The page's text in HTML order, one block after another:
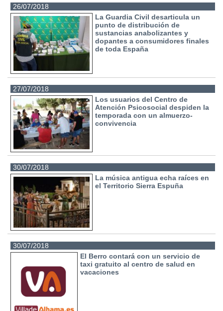
26/07/2018
La Guardia Civil desarticula un
punto de distribución de
sustancias anabolizantes y
dopantes a consumidores finales
de toda España
27/07/2018
Los usuarios del Centro de
Atención Psicosocial despiden la
temporada con un almuerzo-
convivencia
30/07/2018
La música antigua echa raíces en
el Territorio Sierra Espuña
30/07/2018
El Berro contará con un servicio de
taxi gratuito al centro de salud en
vacaciones